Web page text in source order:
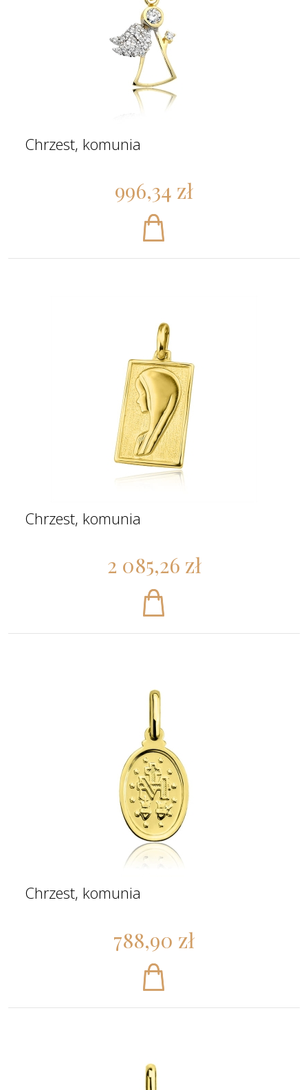
Chrzest, komunia
996,34 zł
Chrzest, komunia
2 085,26 zł
Chrzest, komunia
788,90 zł